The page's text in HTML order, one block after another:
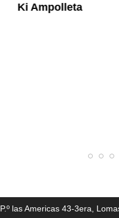
Ki Ampolleta
P.º las Americas 43-3era,